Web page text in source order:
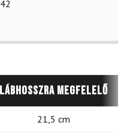
42
Lábhosszra megfelelő
21,5 cm